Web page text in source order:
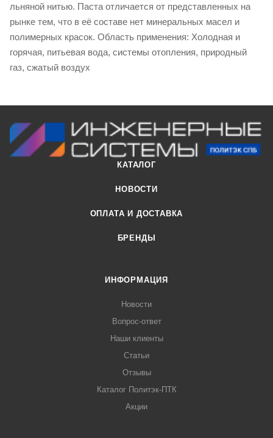
льняной нитью. Паста отличается от представленных на
рынке тем, что в её составе нет минеральных масел и
полимерных красок. Область применения: Холодная и
горячая, питьевая вода, системы отопления, природный
газ, сжатый воздух
КАТАЛОГ
НОВОСТИ
ОПЛАТА И ДОСТАВКА
БРЕНДЫ
ИНФОРМАЦИЯ
Новости
Вопрос-ответ
Наши клиенты
Статьи
Отзывы
Каталог Политэк-ПТК
Акции